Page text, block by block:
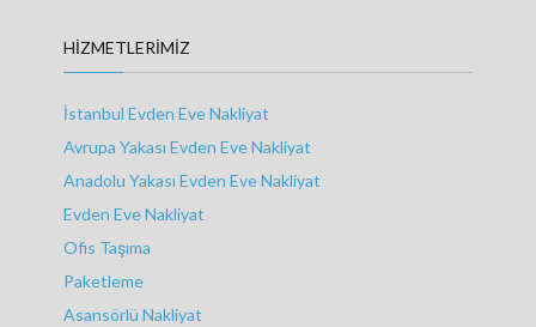
HIZMETLERIMIZ
İstanbul Evden Eve Nakliyat
Avrupa Yakası Evden Eve Nakliyat
Anadolu Yakası Evden Eve Nakliyat
Evden Eve Nakliyat
Ofis Taşıma
Paketleme
Asansörlü Nakliyat